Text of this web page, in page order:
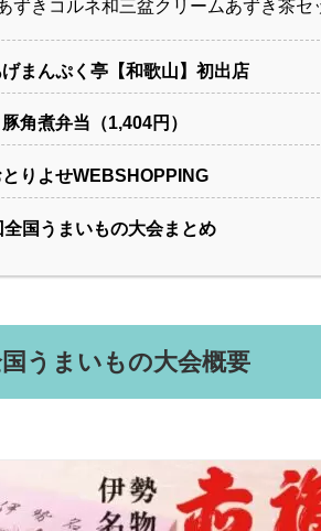
ずきコルネ和三盆クリームあずき茶セ
まんぷく亭【和歌山】初出店
角煮弁当（1,404円）
りよせWEBSHOPPING
全国うまいもの大会まとめ
うまいもの大会概要